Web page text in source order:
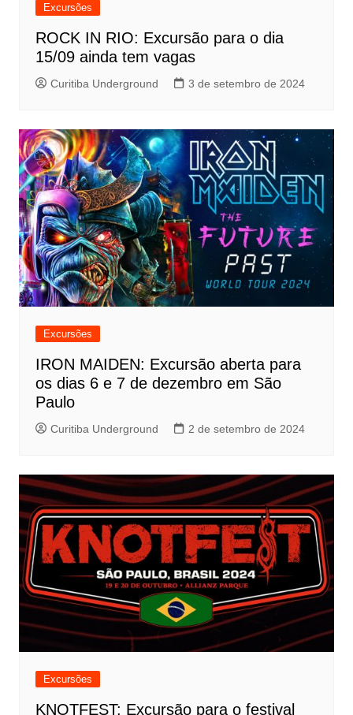
Excursões
ROCK IN RIO: Excursão para o dia
15/09 ainda tem vagas
Curitiba Underground 3 de setembro de 2024
Excursões
IRON MAIDEN: Excursão aberta para
os dias 6 e 7 de dezembro em São
Paulo
Curitiba Underground 2 de setembro de 2024
Excursões
KNOTFEST: Excursão para o festival